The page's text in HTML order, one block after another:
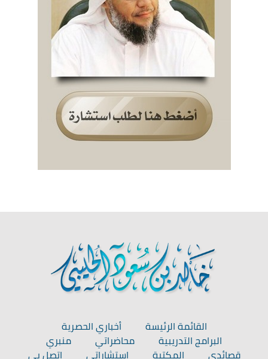
القائمة الرئيسة
أخباري الحصرية
البرامج التدريبية
محاضراتي
منبري
قصائدي
المكتبة استشاراتي اتصل بي